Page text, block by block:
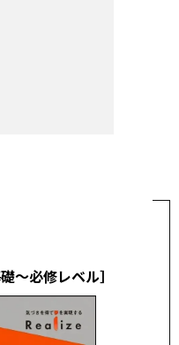
～必修レベル］